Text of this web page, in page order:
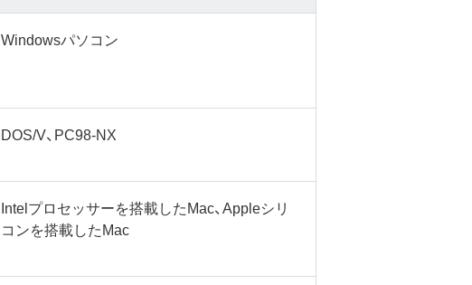
Windowsパソコン
DOS/V、PC98-NX
Intelプロセッサーを搭載したMac、Appleシリ
コンを搭載したMac